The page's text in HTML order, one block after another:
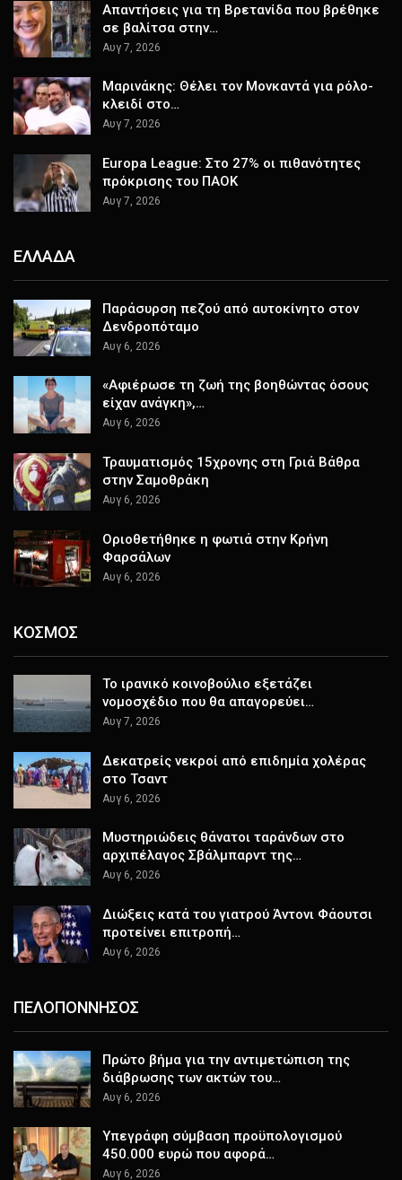
Απαντήσεις για τη Βρετανίδα που βρέθηκε
σε βαλίτσα στην…
Αυγ 7, 2026
Μαρινάκης: Θέλει τον Μονκαντά για ρόλο-
κλειδί στο…
Αυγ 7, 2026
Europa League: Στο 27% οι πιθανότητες
πρόκρισης του ΠΑΟΚ
Αυγ 7, 2026
ΕΛΛΑΔΑ
Παράσυρση πεζού από αυτοκίνητο στον
Δενδροπόταμο
Αυγ 6, 2026
«Αφιέρωσε τη ζωή της βοηθώντας όσους
είχαν ανάγκη»,…
Αυγ 6, 2026
Τραυματισμός 15χρονης στη Γριά Βάθρα
στην Σαμοθράκη
Αυγ 6, 2026
Οριοθετήθηκε η φωτιά στην Κρήνη
Φαρσάλων
Αυγ 6, 2026
ΚΟΣΜΟΣ
Το ιρανικό κοινοβούλιο εξετάζει
νομοσχέδιο που θα απαγορεύει…
Αυγ 7, 2026
Δεκατρείς νεκροί από επιδημία χολέρας
στο Τσαντ
Αυγ 6, 2026
Μυστηριώδεις θάνατοι ταράνδων στο
αρχιπέλαγος Σβάλμπαρντ της…
Αυγ 6, 2026
Διώξεις κατά του γιατρού Άντονι Φάουτσι
προτείνει επιτροπή…
Αυγ 6, 2026
ΠΕΛΟΠΟΝΝΗΣΟΣ
Πρώτο βήμα για την αντιμετώπιση της
διάβρωσης των ακτών του…
Αυγ 6, 2026
Υπεγράφη σύμβαση προϋπολογισμού
450.000 ευρώ που αφορά…
Αυγ 6, 2026